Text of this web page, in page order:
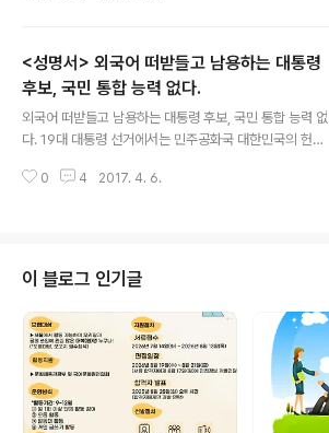
일반 국민에게 자주 노출되는 새 전문용어를 쉬운 말로 바
꾸고 보급하는 일을 두루 이끌게 한다. 2) 전문용어를 쉬운
말로 바꾸는 연구를 지원할 재원과 제도를 마련한다. 3. 목
적 과학 기술이 생활에 매우 큰 영향을 미치고 여러 분야의
지식이 점차 복합적으로 다루어지는 지식 기반 사회에서,
국민에게 전문 지식에 접근할 수 있는 환경을 마련해주어
<성명서> 외국어 떠받들고 남용하는 대통령
후보, 국민 통합 능력 없다.
외국어 떠받들고 남용하는 대통령 후보, 국민 통합 능력 없
다. 19대 대통령 선거에서는 민주공화국 대한민국의 헌법
해나갈 가장 마땅한 사람을 대통령으로 뽑아야 한다. 민주
용하는 병폐를 꼽는다. 왜냐하면, 국민의 안전과 권리와 소
통과 재산에 두루 영향을 미치는 공공 영역에서 외국어와
어려운 말을 남용하면 학력이나 외국어 능력의 차이에 따
라 국민의 알 권리에 격차를 일으키기 때문이다. 알 권리는
민주주의와 사회 통합의 출발점이다. 헌법이 보장하는 국
민의 알 권리를 존중한다면, 모든 대통령 후보는 ..
0 4 2017. 4. 6.
이 블로그 인기글